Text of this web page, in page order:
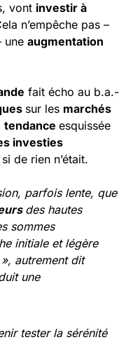
vont investir à
n’empêche pas –
une augmentation
fait écho au b.a.-
sur les marchés
tendance esquissée
investies
de rien n’était.
parfois lente, que
des hautes
sommes
initiale et légère
autrement dit
une
tester la sérénité